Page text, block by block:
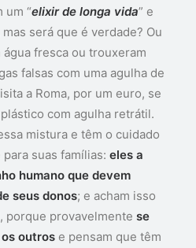
um “elixir de longa vida” e
será que é verdade? Ou
fresca ou trouxeram
falsas com uma agulha de
a Roma, por um euro, se
com agulha retrátil.
mistura e têm o cuidado
suas famílias: eles a
humano que devem
seus donos; e acham isso
porque provavelmente se
outros e pensam que têm